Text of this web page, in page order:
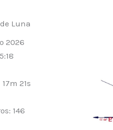
Luna
2026
21s
146